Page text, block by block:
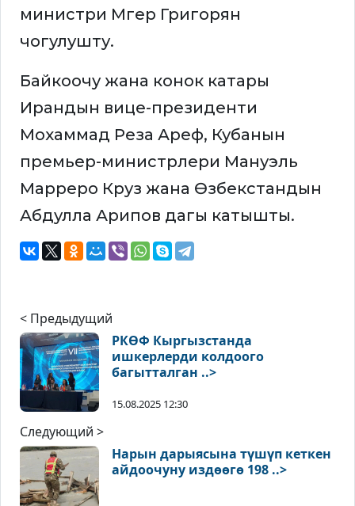
министри Мгер Григорян
чогулушту.
Байкоочу жана конок катары
Ирандын вице-президенти
Мохаммад Реза Ареф, Кубанын
премьер-министрлери Мануэль
Марреро Круз жана Өзбекстандын
Абдулла Арипов дагы катышты.
< Предыдущий
РКӨФ Кыргызстанда
ишкерлерди колдоого
багытталган ..>
15.08.2025 12:30
Следующий >
Нарын дарыясына түшүп кеткен
айдоочуну издөөгө 198 ..>